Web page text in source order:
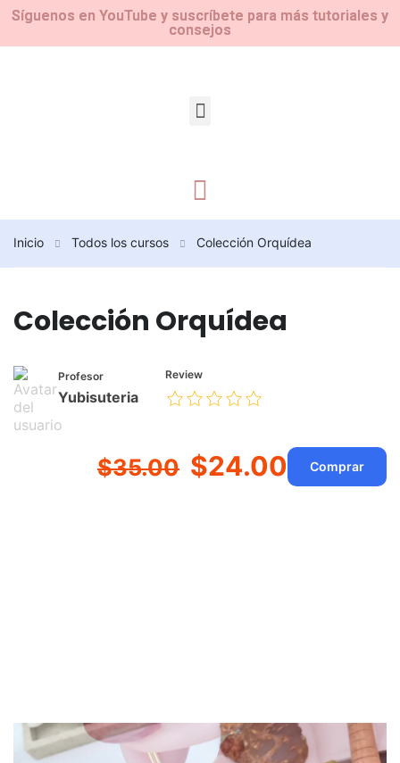
Síguenos en YouTube y suscríbete para más tutoriales y
consejos
Inicio Todos los cursos Colección Orquídea
Colección Orquídea
Profesor
Yubisuteria
Review
$35.00 $24.00 Comprar